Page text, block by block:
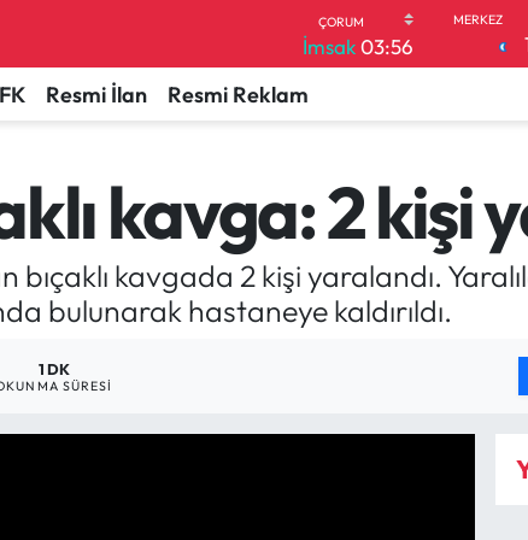
İmsak03:56
Resmi İlan Resmi Reklam
kavga: 2 kişi
bıçaklı kavgada 2 kişi yaralandı.
bulunarak hastaneye kaldırıldı.
1 DK
SÜRESI